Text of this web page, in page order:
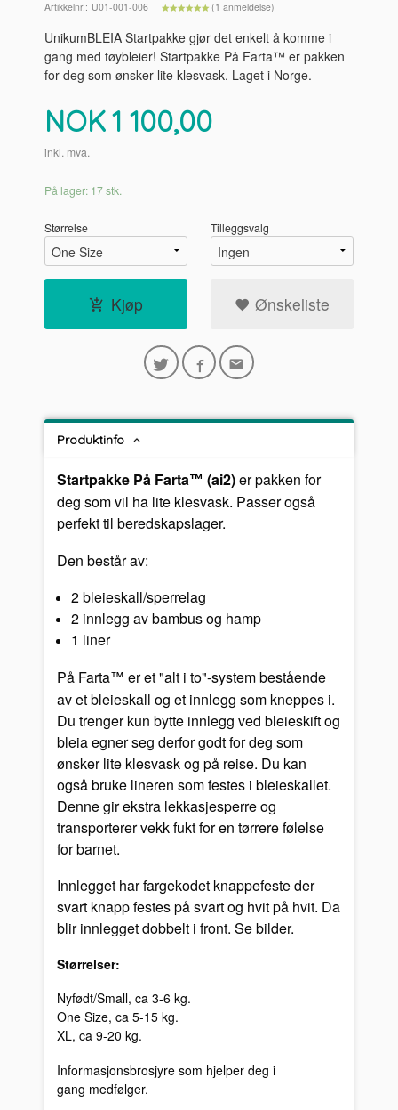
Artikkelnr.: U01-001-006 (1 anmeldelse)
UnikumBLEIA Startpakke gjør det enkelt å komme i
gang med tøybleier! Startpakke På Farta™ er pakken
for deg som ønsker lite klesvask. Laget i Norge.
Pris
NOK1 100,00
inkl. mva.
På lager: 17 stk.
Størrelse Tilleggsvalg
Kjøp Ønskeliste
Produktinfo
Startpakke På Farta™(ai2)er pakken for
deg som vil ha lite klesvask. Passer også
perfekt til beredskapslager.
Den består av:
2 bleieskall/sperrelag
2 innlegg av bambus og hamp
1 liner
På Farta™er et "alt i to"-system bestående
av et bleieskall og et innlegg som kneppes i.
Du trenger kun bytte innlegg ved bleieskift og
bleia egner seg derfor godt for deg som
ønsker lite klesvask og på reise. Du kan
også bruke lineren som festes i bleieskallet.
Denne gir ekstra lekkasjesperre og
transporterer vekk fukt for en tørrere følelse
for barnet.
Innlegget har fargekodet knappefeste der
svart knapp festes på svart og hvit på hvit. Da
blir innlegget dobbelt i front. Se bilder.
Størrelser:
Nyfødt/Small, ca 3-6 kg.
One Size, ca 5-15 kg.
XL, ca 9-20 kg.
Informasjonsbrosjyre som hjelper deg i
gang medfølger.